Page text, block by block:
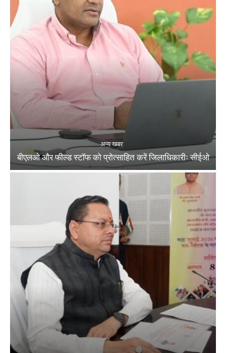
अन्य खबर
बीएलओ और फील्ड स्टॉफ को प्रोत्साहित करें जिलाधिकारीः सीईओ